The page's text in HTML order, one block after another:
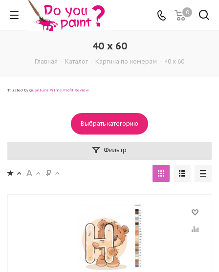
0
40 x 60
Главная - Каталог - Картина по номерам - 40 x 60
Trusted by Quantum Prime Profit Review
Выбрать категорию
Фильтр